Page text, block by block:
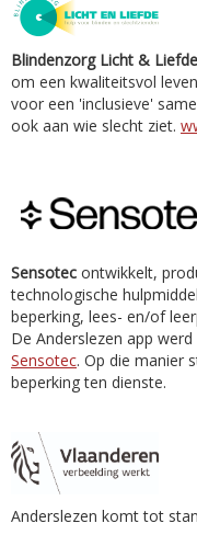
Blindenzorg Licht & Liefde
om een kwaliteitsvol
voor een 'inclusieve'
ook aan wie slecht ziet.
Sensotec ontwikkelt,
technologische
beperking, lees- en/of
De Anderslezen app
Sensotec. Op die manier
beperking ten dienste.
Anderslezen komt tot